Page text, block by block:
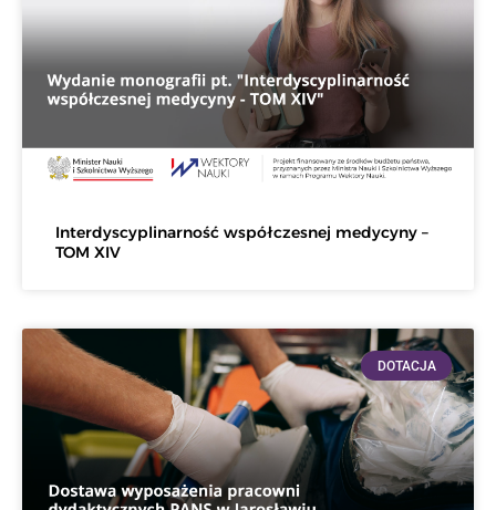
Interdyscyplinarność współczesnej medycyny –
TOM XIV
DOTACJA